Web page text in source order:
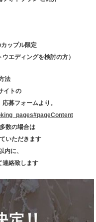
ップル限定
エディングを検討の方）
法
イトの
募フォームより。
数の場合は
いただきます
に、
連絡致します